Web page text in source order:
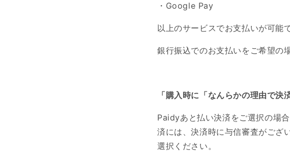
・Google Pay
以上のサービスでお支払いが可能で
銀行振込でのお支払いをご希望の
「購入時に「なんらかの理由で決
Paidyあと払い決済をご選択の場
済には、決済時に与信審査がござ
選択ください。